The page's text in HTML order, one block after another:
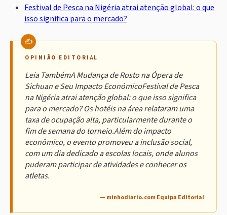
Festival de Pesca na Nigéria atrai atenção global: o que
isso significa para o mercado?
OPINIÃO EDITORIAL
Leia TambémA Mudança de Rosto na Ópera de
Sichuan e Seu Impacto EconómicoFestival de Pesca
na Nigéria atrai atenção global: o que isso significa
para o mercado? Os hotéis na área relataram uma
taxa de ocupação alta, particularmente durante o
fim de semana do torneio.Além do impacto
econômico, o evento promoveu a inclusão social,
com um dia dedicado a escolas locais, onde alunos
puderam participar de atividades e conhecer os
atletas.
— minhodiario.com Equipa Editorial